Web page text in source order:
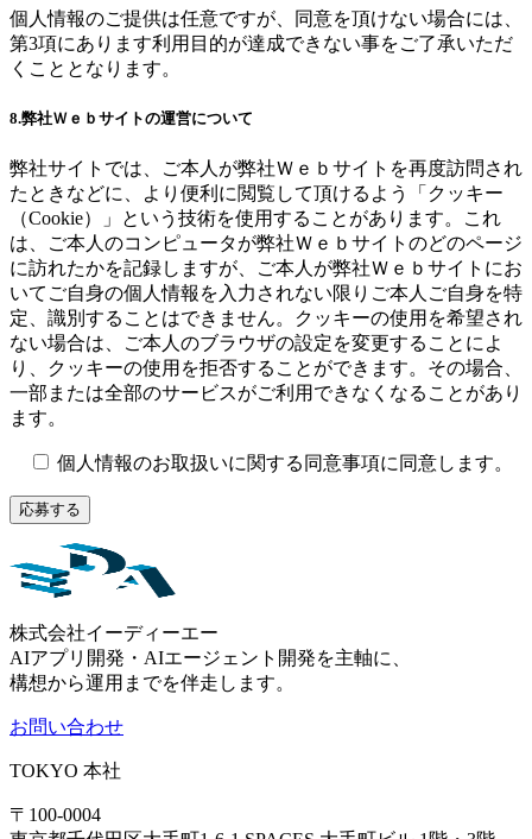
個人情報のご提供は任意ですが、同意を頂けない場合には、
第3項にあります利用目的が達成できない事をご了承いただ
くこととなります。
8.弊社Ｗｅｂサイトの運営について
弊社サイトでは、ご本人が弊社Ｗｅｂサイトを再度訪問され
たときなどに、より便利に閲覧して頂けるよう「クッキー
（Cookie）」という技術を使用することがあります。これ
は、ご本人のコンピュータが弊社Ｗｅｂサイトのどのページ
に訪れたかを記録しますが、ご本人が弊社Ｗｅｂサイトにお
いてご自身の個人情報を入力されない限りご本人ご自身を特
定、識別することはできません。クッキーの使用を希望され
ない場合は、ご本人のブラウザの設定を変更することによ
り、クッキーの使用を拒否することができます。その場合、
一部または全部のサービスがご利用できなくなることがあり
ます。
個人情報のお取扱いに関する同意事項に同意します。
株式会社イーディーエー
AIアプリ開発・AIエージェント開発を主軸に、
構想から運用までを伴走します。
お問い合わせ
TOKYO 本社
〒100-0004